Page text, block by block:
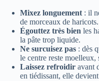
Mixez longuement: il
de morceaux de
Égouttez très bien les
la pâte trop liquide.
Ne surcuisez pas : dès
le centre reste moelleux,
Laissez refroidir avant
en tiédissant, elle